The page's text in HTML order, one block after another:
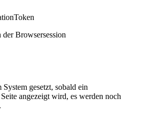
Browsersession
gesetzt, sobald ein
angezeigt wird, es werden noch